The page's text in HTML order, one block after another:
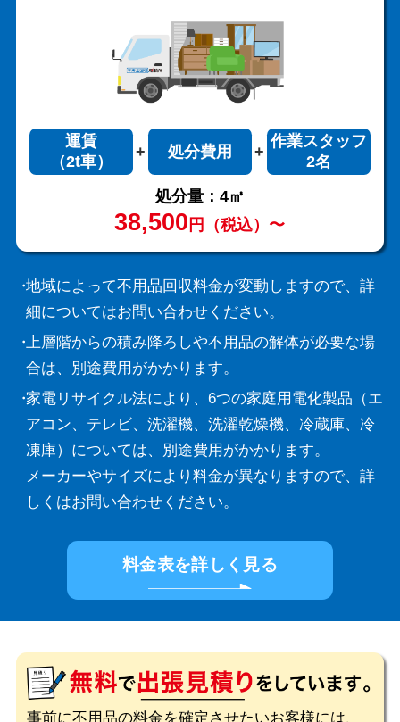
運賃
（2t車）
処分費用
作業スタッフ
2名
処分量：4㎥
38,500 円（税込）〜
地域によって不用品回収料金が変動しますので、詳
細についてはお問い合わせください。
上層階からの積み降ろしや不用品の解体が必要な場
合は、別途費用がかかります。
家電リサイクル法により、6つの家庭用電化製品（エ
アコン、テレビ、洗濯機、洗濯乾燥機、冷蔵庫、冷
凍庫）については、別途費用がかかります。
メーカーやサイズにより料金が異なりますので、詳
しくはお問い合わせください。
料金表を詳しく見る
事前に不用品の料金を確定させたいお客様には、